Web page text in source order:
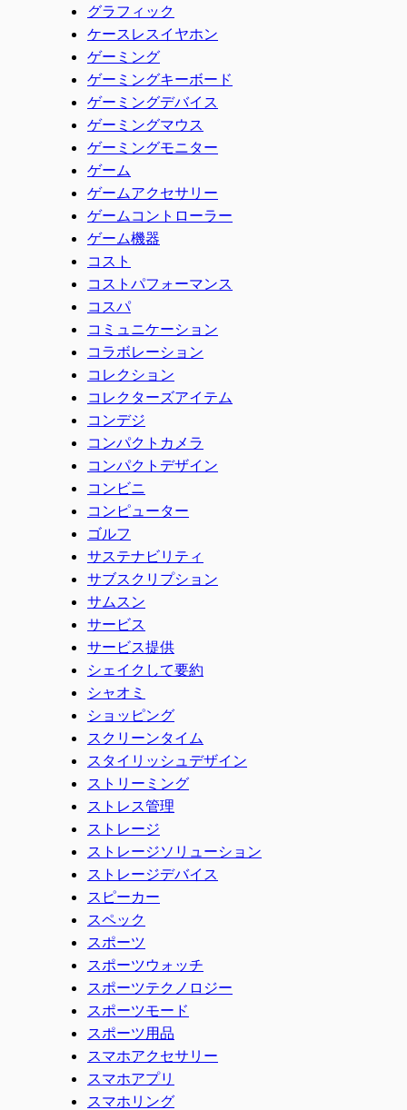
グラフィック
ケースレスイヤホン
ゲーミング
ゲーミングキーボード
ゲーミングデバイス
ゲーミングマウス
ゲーミングモニター
ゲーム
ゲームアクセサリー
ゲームコントローラー
ゲーム機器
コスト
コストパフォーマンス
コスパ
コミュニケーション
コラボレーション
コレクション
コレクターズアイテム
コンデジ
コンパクトカメラ
コンパクトデザイン
コンビニ
コンピューター
ゴルフ
サステナビリティ
サブスクリプション
サムスン
サービス
サービス提供
シェイクして要約
シャオミ
ショッピング
スクリーンタイム
スタイリッシュデザイン
ストリーミング
ストレス管理
ストレージ
ストレージソリューション
ストレージデバイス
スピーカー
スペック
スポーツ
スポーツウォッチ
スポーツテクノロジー
スポーツモード
スポーツ用品
スマホアクセサリー
スマホアプリ
スマホリング